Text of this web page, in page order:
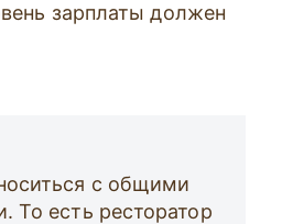
зарплаты должен
с общими
То есть ресторатор